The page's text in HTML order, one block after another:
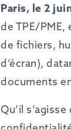
Paris, le 2
de TPE/
de fichiers,
d’écran),
documents
Qu’il